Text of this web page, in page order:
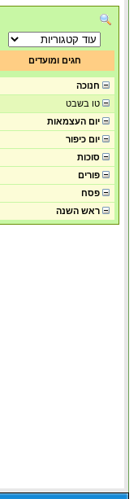
חגים ומועדים
חנוכה
טו בשבט
יום העצמאות
יום כיפור
סוכות
פורים
פסח
ראש השנה